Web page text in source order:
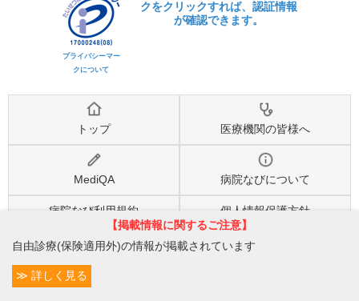
プライバシーマー
クについて
トップ 医療機関の皆様へ
MediQA 病院なびについて
病院なび利用規約 個人情報保護方針
【掲載情報に関するご注意】
自由診療(保険適用外)の情報が掲載されています
詳しく見る